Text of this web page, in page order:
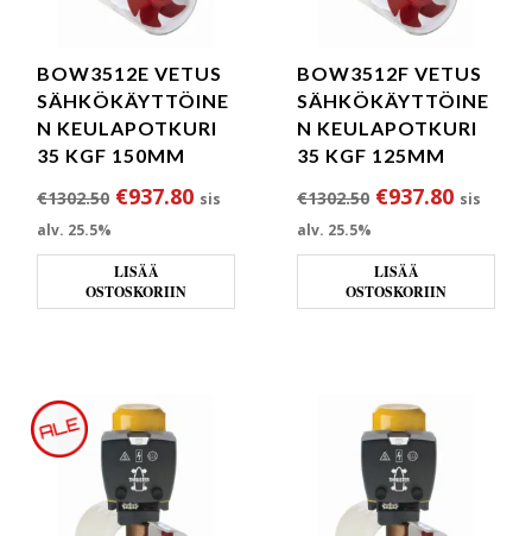
BOW3512E VETUS
SÄHKÖKÄYTTÖINE
N KEULAPOTKURI
35 KGF 150MM
€1302.50 Alkuperäinen hinta oli: €1302.50.
€937.80Nykyinen hinta on: €937.80.
sis
alv. 25.5%
LISÄÄ
OSTOSKORIIN
BOW3512F VETUS
SÄHKÖKÄYTTÖINE
N KEULAPOTKURI
35 KGF 125MM
€1302.50 Alkuperäinen
€937.80 sis
alv. 25.5%
LISÄÄ
OSTOSKORIIN